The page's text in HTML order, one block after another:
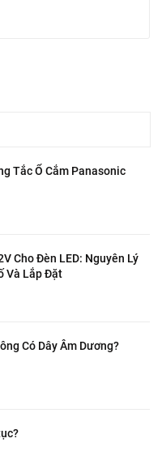
Tắc Ổ Cắm Panasonic
Cho Đèn LED: Nguyên Lý
Và Lắp Đặt
Có Dây Âm Dương?